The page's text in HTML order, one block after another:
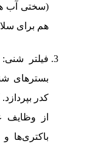
(سختی آب
هم برای
فیلتر
بسترهای
کدر
از وظایف
باکتری‌ها